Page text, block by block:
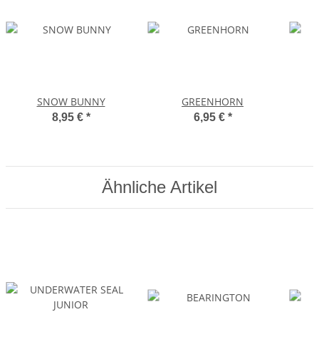
SNOW BUNNY
8,95 € *
GREENHORN
6,95 € *
Ähnliche Artikel